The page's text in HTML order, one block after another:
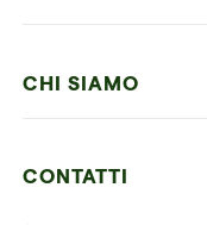
Vietnam e Cambogia
CHI SIAMO
CONTATTI